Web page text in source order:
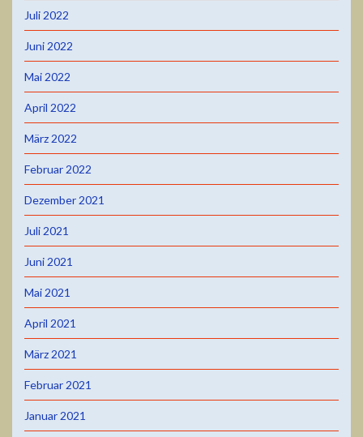
Juli 2022
Juni 2022
Mai 2022
April 2022
März 2022
Februar 2022
Dezember 2021
Juli 2021
Juni 2021
Mai 2021
April 2021
März 2021
Februar 2021
Januar 2021